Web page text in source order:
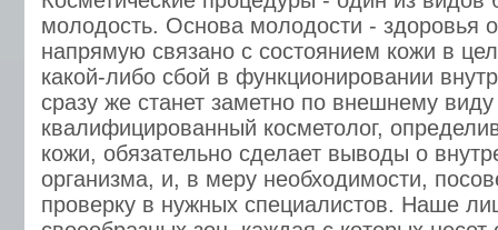
молодость. Основа молодости - здоровья
напрямую связано с состоянием кожи в
какой-либо сбой в функционировании
сразу же станет заметно по внешнему
квалифицированный косметолог,
кожи, обязательно сделает выводы о
организма, и, в меру необходимости,
проверку в нужных специалистов. Наше